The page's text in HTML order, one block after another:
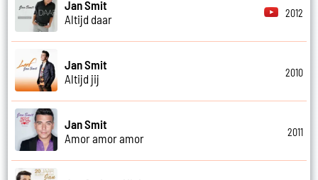
Jan Smit
Altijd daar
2012
Jan Smit
Altijd jij
2010
Jan Smit
Amor amor amor
2011